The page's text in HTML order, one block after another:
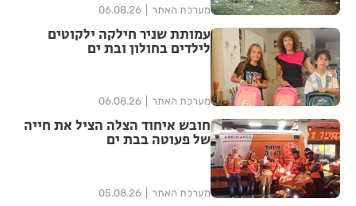
מערכת האתר 06.08.26
עמותת שניר חילקה ילקוטים
לילדים בחולון ובת ים
מערכת האתר 06.08.26
חובש איחוד הצלה הציל את חייה
של פעוטה בבת ים
מערכת האתר 05.08.26